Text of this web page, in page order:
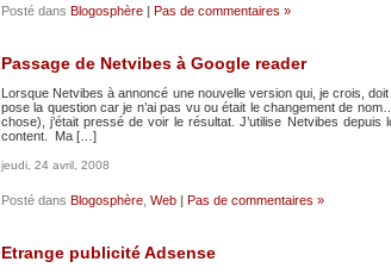
Posté dans Blogosphère | Pas de commentaires »
Passage de Netvibes à Google reader
Lorsque Netvibes à annoncé une nouvelle version qui, je crois,
pose la question car je n’ai pas vu ou était le changement de
chose), j’était pressé de voir le résultat. J’utilise Netvibes depuis
content. Ma […]
jeudi, 24 avril, 2008
Posté dans Blogosphère Web | Pas de commentaires »
Etrange publicité Adsense